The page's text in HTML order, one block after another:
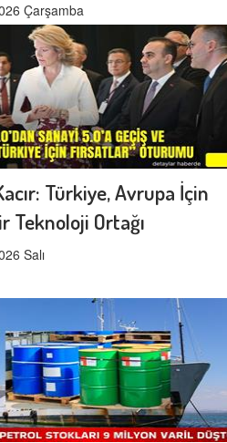
Çarşamba
Türkiye, Avrupa İçin
Teknoloji Ortağı
Salı